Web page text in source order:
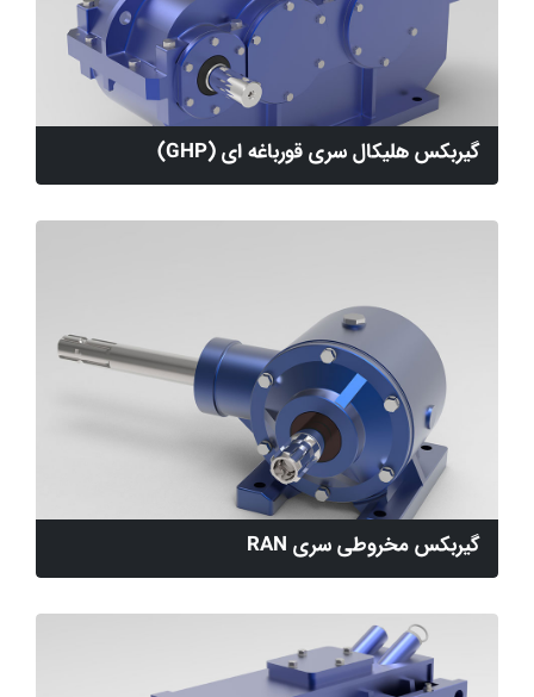
گیربکس هلیکال سری قورباغه ای (GHP)
گیربکس مخروطی سری RAN